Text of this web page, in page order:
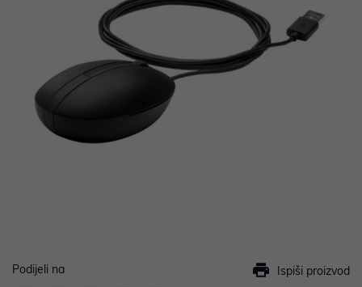
Podijeli na Ispiši proizvod